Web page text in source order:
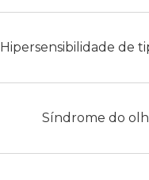
Hipersensibilidade de
Síndrome do